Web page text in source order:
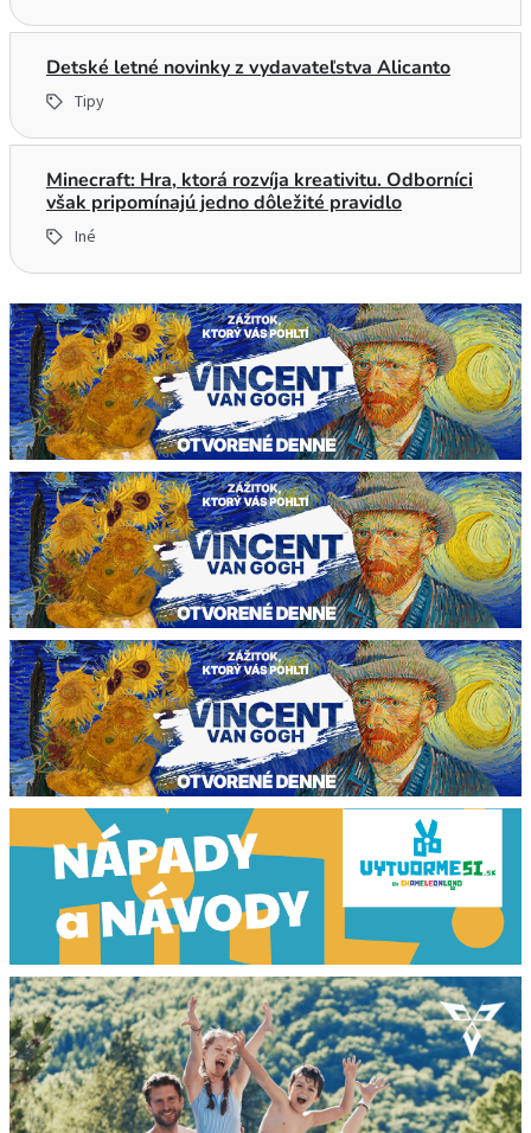
Detské letné novinky z vydavateľstva Alicanto
Tipy
Minecraft: Hra, ktorá rozvíja kreativitu. Odborníci
však pripomínajú jedno dôležité pravidlo
Iné